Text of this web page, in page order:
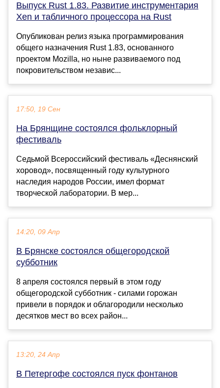
Выпуск Rust 1.83. Развитие инструментария
Xen и табличного процессора на Rust
Опубликован релиз языка программирования
общего назначения Rust 1.83, основанного
проектом Mozilla, но ныне развиваемого под
покровительством независ...
17:50, 19 Сен
На Брянщине состоялся фольклорный
фестиваль
Седьмой Всероссийский фестиваль «Деснянский
хоровод», посвященный году культурного
наследия народов России, имел формат
творческой лаборатории. В мер...
14:20, 09 Апр
В Брянске состоялся общегородской
субботник
8 апреля состоялся первый в этом году
общегородской субботник - силами горожан
привели в порядок и облагородили несколько
десятков мест во всех район...
13:20, 24 Апр
В Петергофе состоялся пуск фонтанов